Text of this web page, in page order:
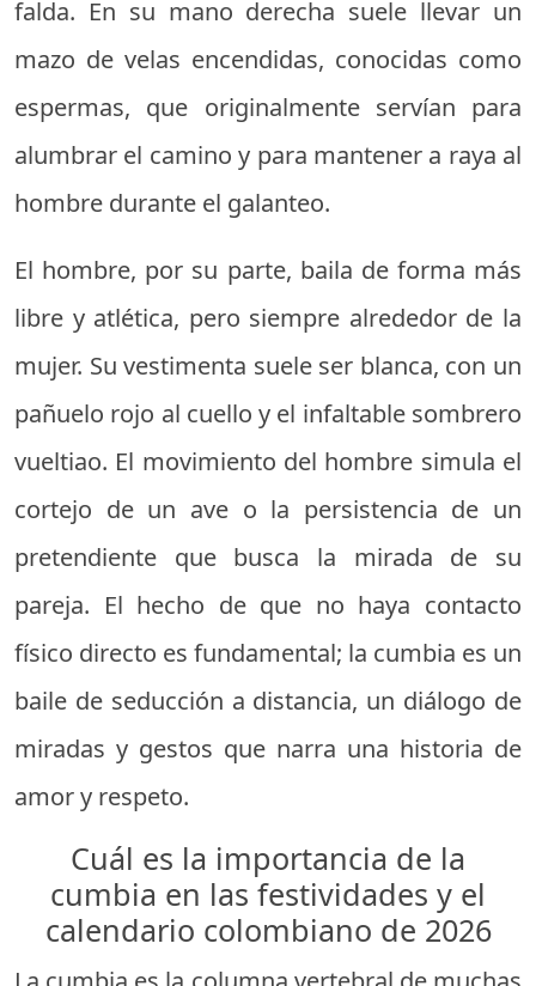
falda. En su mano derecha suele llevar un
mazo de velas encendidas, conocidas como
espermas, que originalmente servían para
alumbrar el camino y para mantener a raya al
hombre durante el galanteo.
El hombre, por su parte, baila de forma más
libre y atlética, pero siempre alrededor de la
mujer. Su vestimenta suele ser blanca, con un
pañuelo rojo al cuello y el infaltable sombrero
vueltiao. El movimiento del hombre simula el
cortejo de un ave o la persistencia de un
pretendiente que busca la mirada de su
pareja. El hecho de que no haya contacto
físico directo es fundamental; la cumbia es un
baile de seducción a distancia, un diálogo de
miradas y gestos que narra una historia de
amor y respeto.
Cuál es la importancia de la
cumbia en las festividades y el
calendario colombiano de 2026